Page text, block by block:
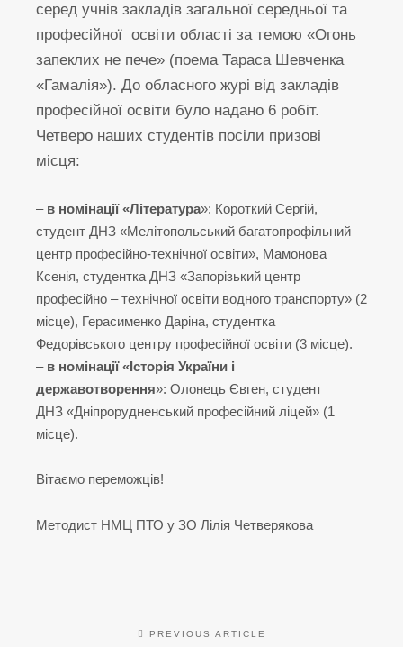
серед учнів закладів загальної середньої та
професійної освіти області за темою «Огонь
запеклих не пече» (поема Тараса Шевченка
«Гамалія»). До обласного журі від закладів
професійної освіти було надано 6 робіт.
Четверо наших студентів посіли призові
місця:
– в номінації «Література»: Короткий Сергій,
студент ДНЗ «Мелітопольський багатопрофільний
центр професійно-технічної освіти», Мамонова
Ксенія, студентка ДНЗ «Запорізький центр
професійно – технічної освіти водного транспорту» (2
місце), Герасименко Даріна, студентка
Федорівського центру професійної освіти (3 місце).
– в номінації «Історія України і
державотворення»: Олонець Євген, студент
ДНЗ «Дніпрорудненський професійний ліцей» (1
місце).
Вітаємо переможців!
Методист НМЦ ПТО у ЗО Лілія Четверякова
PREVIOUS ARTICLE